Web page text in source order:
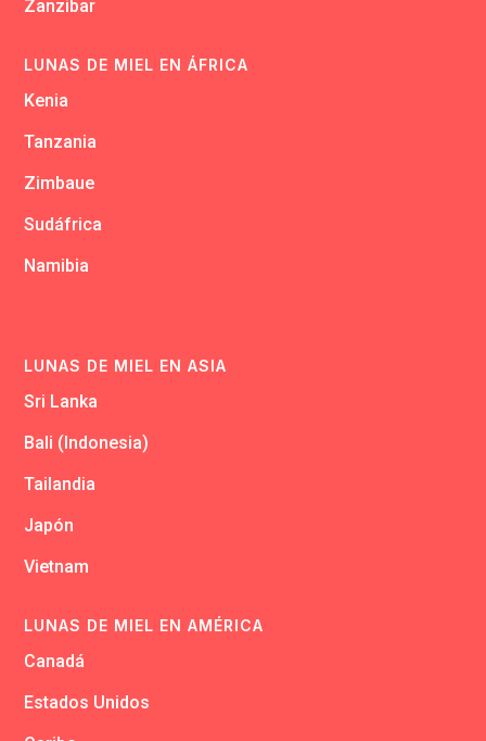
Zanzibar
LUNAS DE MIEL EN ÁFRICA
Kenia
Tanzania
Zimbaue
Sudáfrica
Namibia
LUNAS DE MIEL EN ASIA
Sri Lanka
Bali (Indonesia)
Tailandia
Japón
Vietnam
LUNAS DE MIEL EN AMÉRICA
Canadá
Estados Unidos